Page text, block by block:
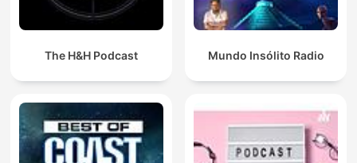
The H&H Podcast Mundo Insólito Radio